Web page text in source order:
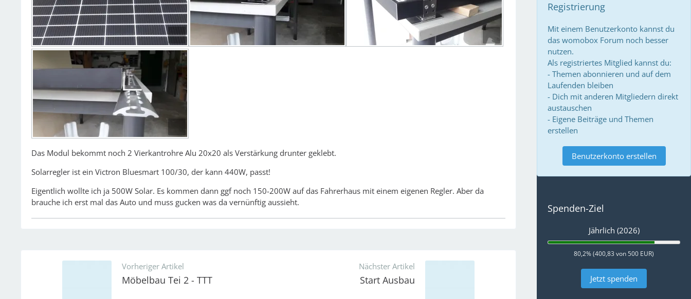
Das Modul bekommt noch 2 Vierkantrohre Alu 20x20 als Verstärkung drunter geklebt.
Solarregler ist ein Victron Bluesmart 100/30, der kann 440W, passt!
Eigentlich wollte ich ja 500W Solar. Es kommen dann ggf noch 150-200W auf das Fahrerhaus mit einem eigenen Regler. Aber da
brauche ich erst mal das Auto und muss gucken was da vernünftig aussieht.
Vorheriger Artikel
Möbelbau Tei 2 - TTT
Nächster Artikel
Start Ausbau
Registrierung
Mit einem Benutzerkonto kannst du
das womobox Forum noch besser
nutzen.
Als registriertes Mitglied kannst du:
- Themen abonnieren und auf dem
Laufenden bleiben
- Dich mit anderen Mitgliedern direkt
austauschen
- Eigene Beiträge und Themen
erstellen
Benutzerkonto erstellen
Spenden-Ziel
Jährlich (2026)
80,2% (400,83 von 500 EUR)
Jetzt spenden